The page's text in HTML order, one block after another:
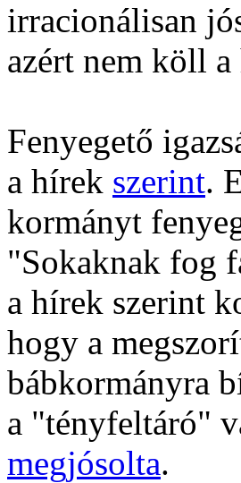
irracionálisan
azért nem köll a
Fenyegető
a hírek szerint.
kormányt
"Sokaknak fog
a hírek szerint
hogy a
bábkormányra
a "tényfeltáró"
megjósolta.